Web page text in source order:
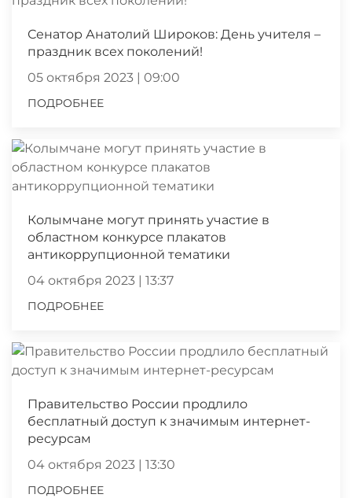
Сенатор Анатолий Широков: День учителя –
праздник всех поколений!
05 октября 2023 | 09:00
ПОДРОБНЕЕ
Колымчане могут принять участие в
областном конкурсе плакатов
антикоррупционной тематики
04 октября 2023 | 13:37
ПОДРОБНЕЕ
Правительство России продлило
бесплатный доступ к значимым интернет-
ресурсам
04 октября 2023 | 13:30
ПОДРОБНЕЕ